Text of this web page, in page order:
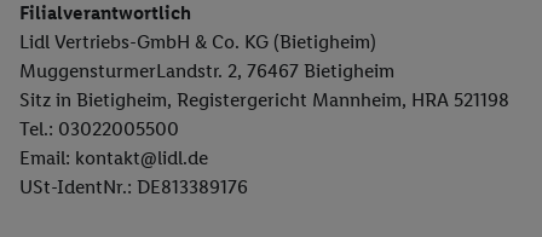
Filialverantwortlich
Lidl Vertriebs-GmbH & Co. KG (Bietigheim)
MuggensturmerLandstr. 2, 76467 Bietigheim
Sitz in Bietigheim, Registergericht Mannheim, HRA 521198
Tel.: 03022005500
Email: kontakt@lidl.de
USt-IdentNr.: DE813389176